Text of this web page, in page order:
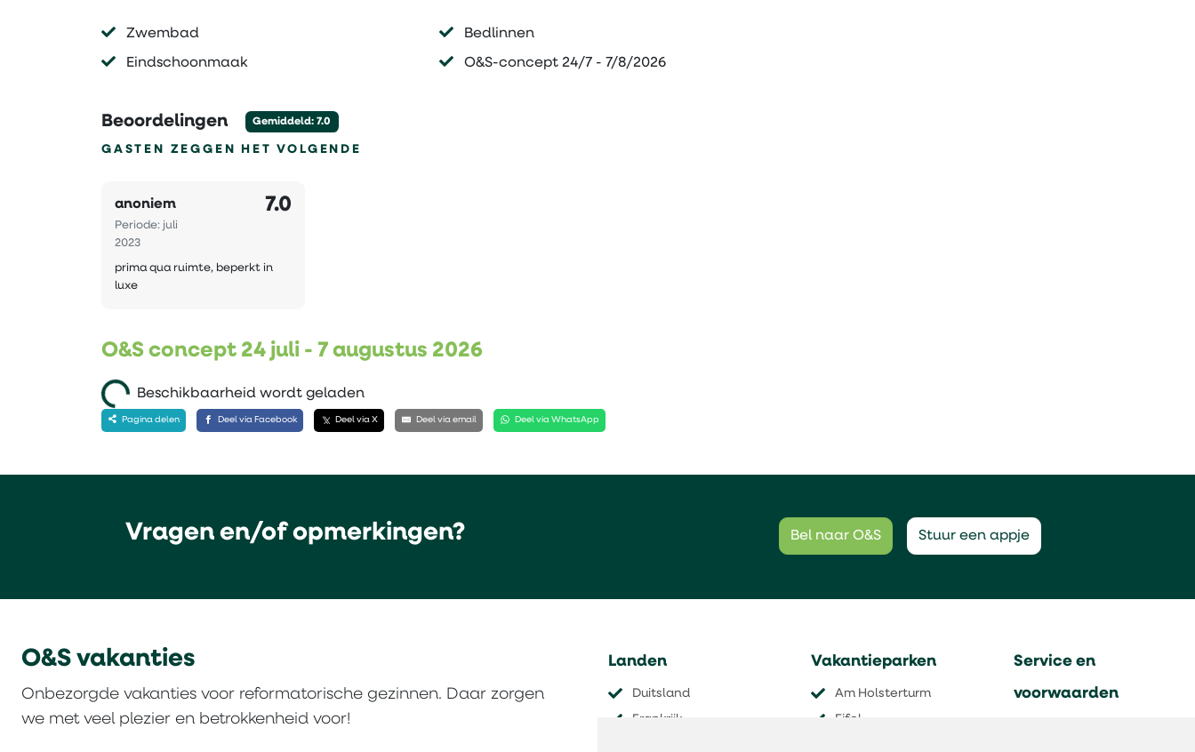
Zwembad Bedlinnen
Eindschoonmaak O&S-concept 24/7 - 7/8/2026
Beoordelingen Gemiddeld: 7.0
GASTEN ZEGGEN HET VOLGENDE
anoniem
Periode: juli
2023
7.0
prima qua ruimte, beperkt in
luxe
O&S concept 24 juli - 7 augustus 2026
Beschikbaarheid wordt geladen
Pagina delen Deel via Facebook Deel via X Deel via email Deel via WhatsApp
Vragen en/of opmerkingen? Bel naar O&S Stuur een appje
O&S vakanties
Onbezorgde vakanties voor reformatorische gezinnen. Daar zorgen
we met veel plezier en betrokkenheid voor!
Landen
Duitsland
Frankrijk
Vakantieparken
Am Holsterturm
Eifel
Service en
voorwaarden